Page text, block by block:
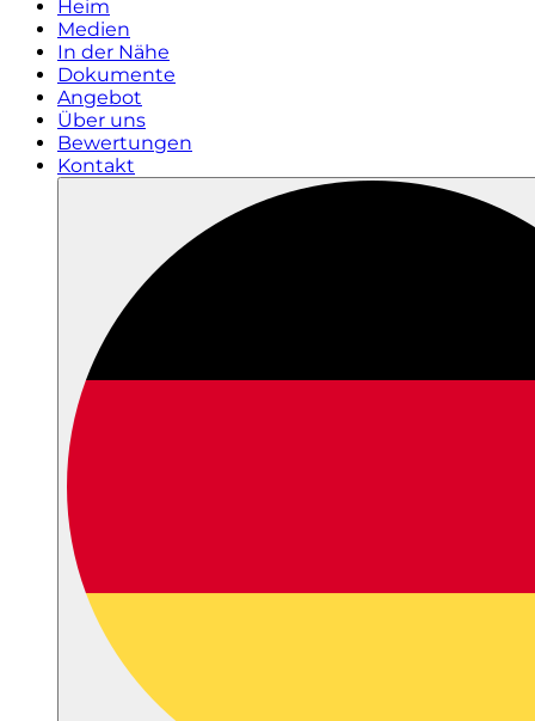
Heim
Medien
In der Nähe
Dokumente
Angebot
Über uns
Bewertungen
Kontakt